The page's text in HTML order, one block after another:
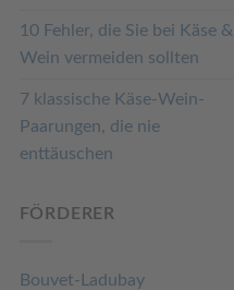
10 Fehler, die Sie bei Käse &
Wein vermeiden sollten
7 klassische Käse-Wein-
Paarungen, die nie
enttäuschen
FÖRDERER
Bouvet-Ladubay